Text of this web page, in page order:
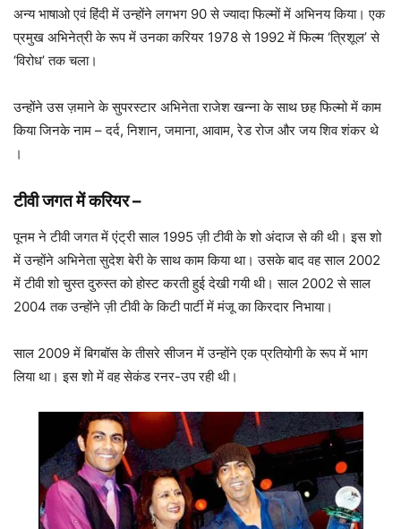
अन्य भाषाओ एवं हिंदी में उन्होंने लगभग 90 से ज्यादा फिल्मों में अभिनय किया। एक
प्रमुख अभिनेत्री के रूप में उनका करियर 1978 से 1992 में फिल्म ‘त्रिशूल’ से
‘विरोध’ तक चला।
उन्होंने उस ज़माने के सुपरस्टार अभिनेता राजेश खन्ना के साथ छह फिल्मो में काम
किया जिनके नाम – दर्द, निशान, जमाना, आवाम, रेड रोज और जय शिव शंकर थे
।
टीवी जगत में करियर –
पूनम ने टीवी जगत में एंट्री साल 1995 ज़ी टीवी के शो अंदाज से की थी। इस शो
में उन्होंने अभिनेता सुदेश बेरी के साथ काम किया था। उसके बाद वह साल 2002
में टीवी शो चुस्त दुरुस्त को होस्ट करती हुई देखी गयी थी। साल 2002 से साल
2004 तक उन्होंने ज़ी टीवी के किटी पार्टी में मंजू का किरदार निभाया।
साल 2009 में बिगबॉस के तीसरे सीजन में उन्होंने एक प्रतियोगी के रूप में भाग
लिया था। इस शो में वह सेकंड रनर-उप रही थी।